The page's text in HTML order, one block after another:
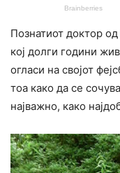
Познатиот доктор
кој долги години
огласи на својот
тоа како да се
најважно, како